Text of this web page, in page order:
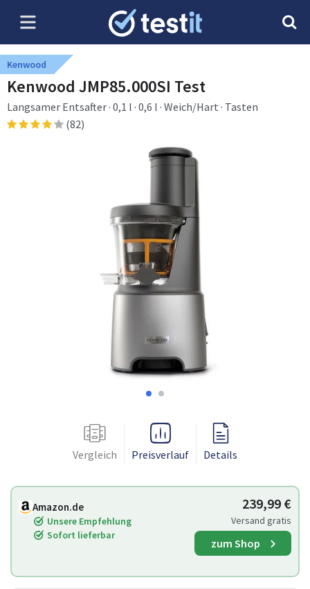
Kenwood
Kenwood JMP85.000SI Test
Langsamer Entsafter · 0,1 l · 0,6 l · Weich/Hart · Tasten
(82)
Vergleich Preisverlauf Details
Amazon.de
Unsere Empfehlung
Sofort lieferbar
239,99 €
Versand gratis
zum Shop